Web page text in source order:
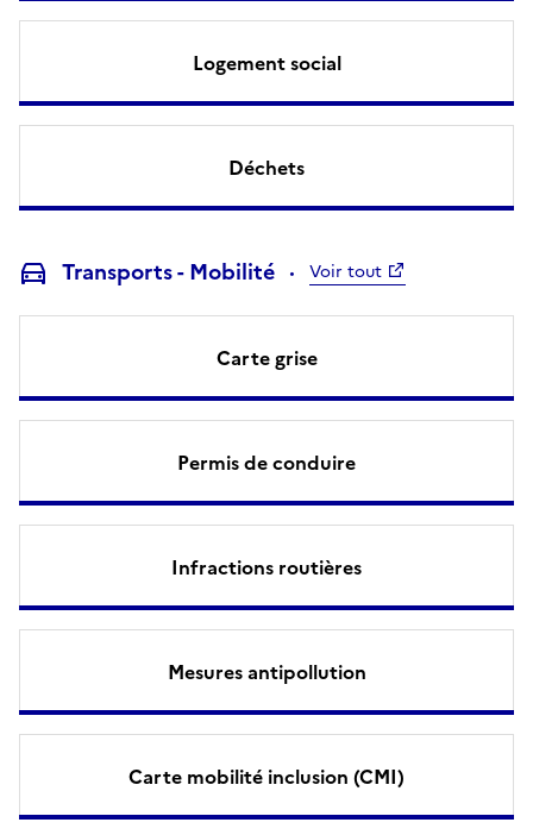
Logement social
Déchets
Transports - Mobilité Voir tout
Carte grise
Permis de conduire
Infractions routières
Mesures antipollution
Carte mobilité inclusion (CMI)